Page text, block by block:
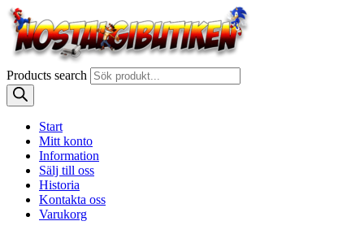
Products search
Start
Mitt konto
Information
Sälj till oss
Historia
Kontakta oss
Varukorg